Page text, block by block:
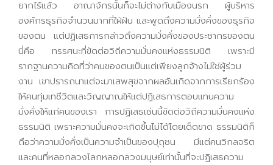
ยากไร้แล้ว อาณาจักรนั้นก็จะไม่ต่างกับเมืองนรก ผู้บริหาร
องค์กรธุรกิจจำนวนมากที่ใฝ่ฝัน และพูดถึงความมั่งคั่งของธุรกิจ
ของตน แต่ปฏิเสธการกล่าวถึงความมั่งคั่งของประชากรของตน
นี่คือ ทรรศนะที่ขัดต่อวิถีความมั่นคงแห่งธรรมนิติ เพราะมี
รากฐานความคิดที่ว่าคนของตนเป็นแต่เพียงลูกจ้างไม่ใช่ผู้ร่วม
งาน เขาปรารถนาแต่จะมาเสพสุขจากผลอันเกิดจากการเรียกร้อง
ให้คนทุ่มเทชีวิตและวิญญาณให้แต่ปฏิเสธการตอบแทนความ
มั่งคั่งให้แก่คนของเรา การปฏิเสธเช่นนี้ขัดต่อวิถีความมั่นคงแห่ง
ธรรมนิติ เพราะความมั่นคงจะเกิดขึ้นไม่ได้โดยเด็ดขาด ธรรมนิติก็
ถือว่าความมั่งคั่งเป็นความจำเป็นของปุถุชน มีแต่คนวิกลจริต
และคนที่หลอกลวงโลกหลอกลวงมนุษย์เท่านั้นที่จะปฏิเสธความ